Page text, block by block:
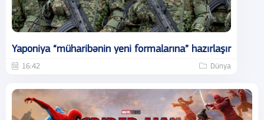
Yaponiya “müharibənin yeni formalarına” hazırlaşır
16:42 Dünya